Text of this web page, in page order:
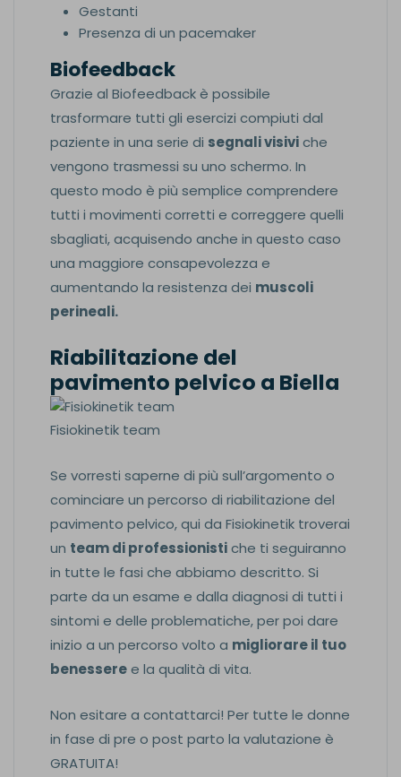
Gestanti
Presenza di un pacemaker
Biofeedback
Grazie al Biofeedback è possibile
trasformare tutti gli esercizi compiuti dal
paziente in una serie di segnali visiviche
vengono trasmessi su uno schermo. In
questo modo è più semplice comprendere
tutti i movimenti corretti e correggere quelli
sbagliati, acquisendo anche in questo caso
una maggiore consapevolezza e
aumentando la resistenza dei muscoli
perineali.
Riabilitazione del
pavimento pelvico a Biella
Fisiokinetik team
Se vorresti saperne di più sull’argomento o
cominciare un percorso di riabilitazione del
pavimento pelvico, qui da Fisiokinetik troverai
un team di professionistiche ti seguiranno
in tutte le fasi che abbiamo descritto. Si
parte da un esame e dalla diagnosi di tutti i
sintomi e delle problematiche, per poi dare
inizio a un percorso volto a migliorare il tuo
benesseree la qualità di vita.
Non esitare a contattarci! Per tutte le donne
in fase di pre o post parto la valutazione è
GRATUITA!